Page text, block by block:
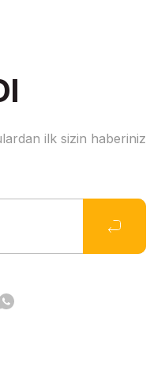
ilk sizin haberiniz